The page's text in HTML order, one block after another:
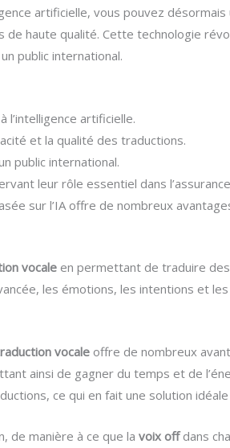
artificielle, vous pouvez
haute qualité. Cette technologie
public international.
l’intelligence artificielle.
et la qualité des traductions.
public international.
leur rôle essentiel dans
sur l’IA offre de nombreux
vocale en permettant de traduire
les émotions, les intentions et
vocale offre de nombreux
ainsi de gagner du temps et de
ce qui en fait une solution
de manière à ce que lavoix offdans